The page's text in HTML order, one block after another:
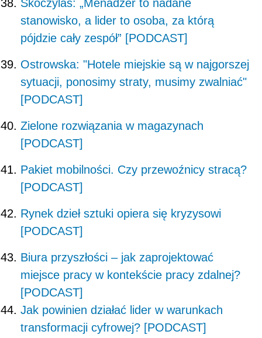
Skoczylas: „Menadżer to nadane
stanowisko, a lider to osoba, za którą
pójdzie cały zespół” [PODCAST]
Ostrowska: "Hotele miejskie są w najgorszej
sytuacji, ponosimy straty, musimy zwalniać"
[PODCAST]
Zielone rozwiązania w magazynach
[PODCAST]
Pakiet mobilności. Czy przewoźnicy stracą?
[PODCAST]
Rynek dzieł sztuki opiera się kryzysowi
[PODCAST]
Biura przyszłości – jak zaprojektować
miejsce pracy w kontekście pracy zdalnej?
[PODCAST]
Jak powinien działać lider w warunkach
transformacji cyfrowej? [PODCAST]